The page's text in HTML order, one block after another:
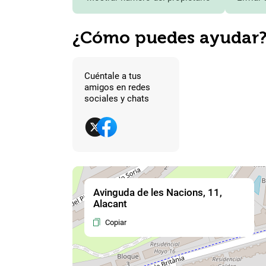
¿Cómo puedes
Cuéntale a tus
amigos en redes
sociales y chats
Avinguda de les Nacions, 11,
Alacant
Copiar